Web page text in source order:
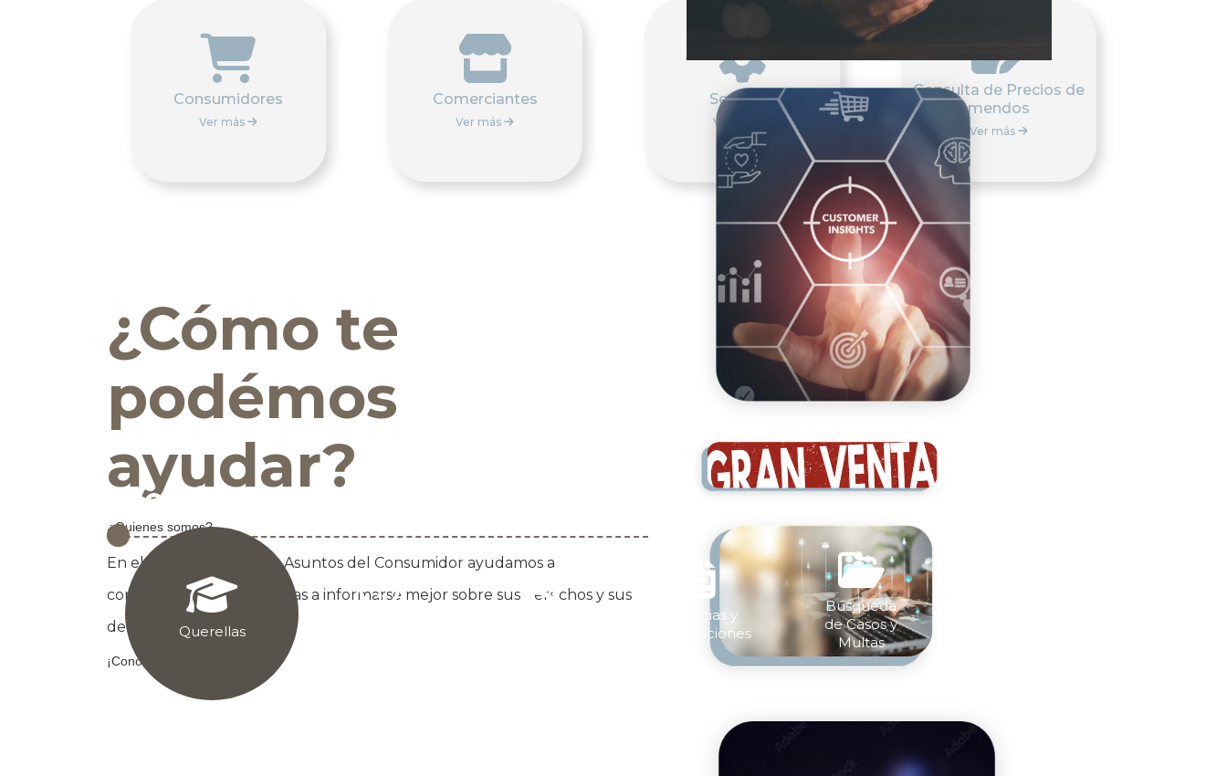
¿Cómo te
podémos
ayudar?
¿Quienes somos?
En el Departamento de Asuntos del Consumidor ayudamos a
consumidores y a empresas a informarse mejor sobre sus derechos y sus
deberes.
¡Conoce tus derechos!

Consumidores
Ver más 

Comerciantes
Ver más

Servicios
Ver más

Consulta de Precios de
Medicamendos
Ver más
Servicios en línea

Querellas
  
Licencias y
Certificaciones

Búsqueda
de Casos y
Multas